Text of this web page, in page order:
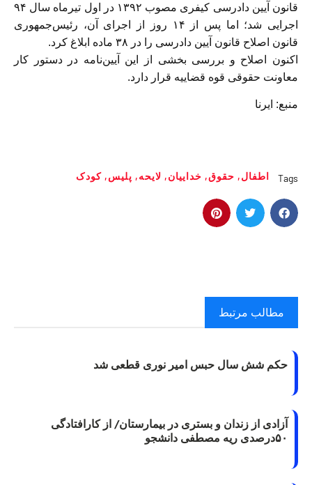
قانون آیین دادرسی کیفری مصوب ۱۳۹۲ در اول تیرماه سال ۹۴
اجرایی شد؛ اما پس از ۱۴ روز از اجرای آن، رئیس‌جمهوری
قانون اصلاح قانون آیین دادرسی را در ۳۸ ماده ابلاغ کرد.
اکنون اصلاح و بررسی بخشی از این آیین‌نامه در دستور کار
معاونت حقوقی قوه قضاییه قرار دارد.
منبع: ایرنا
Tags اطفال, حقوق, خداییان, لایحه, پلیس, کودک
مطالب مرتبط
حکم شش سال حبس امیر نوری قطعی شد
آزادی از زندان و بستری در بیمارستان/ از کارافتادگی
۵۰درصدی ریه مصطفی دانشجو